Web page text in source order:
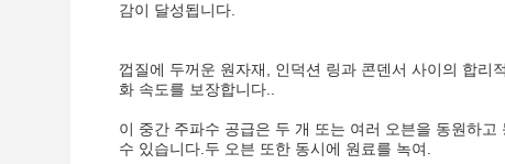
감이 달성됩니다.
껍질에 두꺼운 원자재, 인덕션 링과 콘덴서 사이의 합리
화 속도를 보장합니다..
이 중간 주파수 공급은 두 개 또는 여러 오븐을 동원하
수 있습니다.두 오븐 또한 동시에 원료를 녹여.